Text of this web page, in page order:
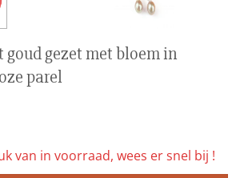
gezet met bloem in
parel
van in voorraad, wees er snel bij !